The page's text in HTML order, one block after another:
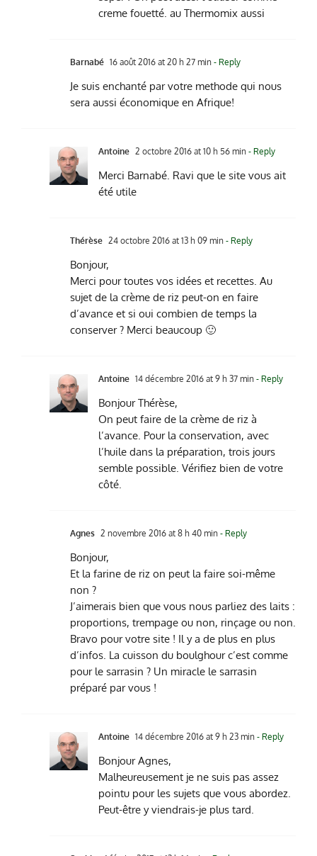
creme fouetté. au Thermomix aussi
Barnabé 16 août 2016 at 20 h 27 min - Reply
Je suis enchanté par votre methode qui nous
sera aussi économique en Afrique!
Antoine 2 octobre 2016 at 10 h 56 min - Reply
Merci Barnabé. Ravi que le site vous ait
été utile
Thérèse 24 octobre 2016 at 13 h 09 min - Reply
Bonjour,
Merci pour toutes vos idées et recettes. Au
sujet de la crème de riz peut-on en faire
d’avance et si oui combien de temps la
conserver ? Merci beaucoup 🙂
Antoine 14 décembre 2016 at 9 h 37 min - Reply
Bonjour Thérèse,
On peut faire de la crème de riz à
l’avance. Pour la conservation, avec
l’huile dans la préparation, trois jours
semble possible. Vérifiez bien de votre
côté.
Agnes 2 novembre 2016 at 8 h 40 min - Reply
Bonjour,
Et la farine de riz on peut la faire soi-même
non ?
J’aimerais bien que vous nous parliez des laits :
proportions, trempage ou non, rinçage ou non.
Bravo pour votre site ! Il y a de plus en plus
d’infos. La cuisson du boulghour c’est comme
pour le sarrasin ? Un miracle le sarrasin
préparé par vous !
Antoine 14 décembre 2016 at 9 h 23 min - Reply
Bonjour Agnes,
Malheureusement je ne suis pas assez
pointu pour les sujets que vous abordez.
Peut-être y viendrais-je plus tard.